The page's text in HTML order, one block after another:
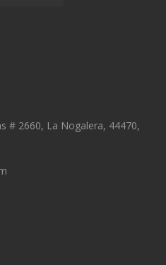
# 2660, La Nogalera, 44470,